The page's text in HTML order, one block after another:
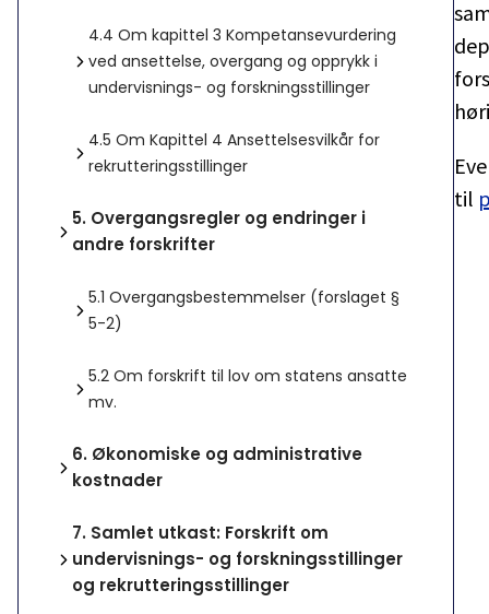
4.4 Om kapittel 3 Kompetansevurdering
ved ansettelse, overgang og opprykk i
undervisnings- og forskningsstillinger
4.5 Om Kapittel 4 Ansettelsesvilkår for
rekrutteringsstillinger
5. Overgangsregler og endringer i
andre forskrifter
5.1 Overgangsbestemmelser (forslaget §
5-2)
5.2 Om forskrift til lov om statens ansatte
mv.
6. Økonomiske og administrative
kostnader
7. Samlet utkast: Forskrift om
undervisnings- og forskningsstillinger
og rekrutteringsstillinger
til